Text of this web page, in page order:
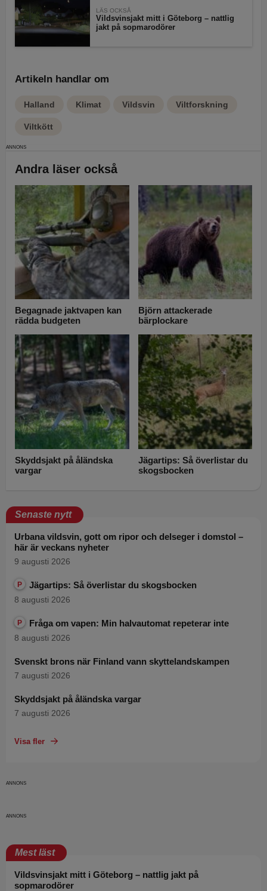
LÄS OCKSÅ
Vildsvinsjakt mitt i Göteborg – nattlig
jakt på sopmarodörer
Artikeln handlar om
Halland Klimat Vildsvin Viltforskning
Viltkött
Andra läser också
Begagnade jaktvapen kan
rädda budgeten
Björn attackerade
bärplockare
Skyddsjakt på åländska
vargar
Jägartips: Så överlistar du
skogsbocken
Senaste nytt
Urbana vildsvin, gott om ripor och delseger i domstol –
här är veckans nyheter
9 augusti 2026
P Jägartips: Så överlistar du skogsbocken
8 augusti 2026
P Fråga om vapen: Min halvautomat repeterar inte
8 augusti 2026
Svenskt brons när Finland vann skyttelandskampen
7 augusti 2026
Skyddsjakt på åländska vargar
7 augusti 2026
Visa fler
Mest läst
Vildsvinsjakt mitt i Göteborg – nattlig jakt på
sopmarodörer